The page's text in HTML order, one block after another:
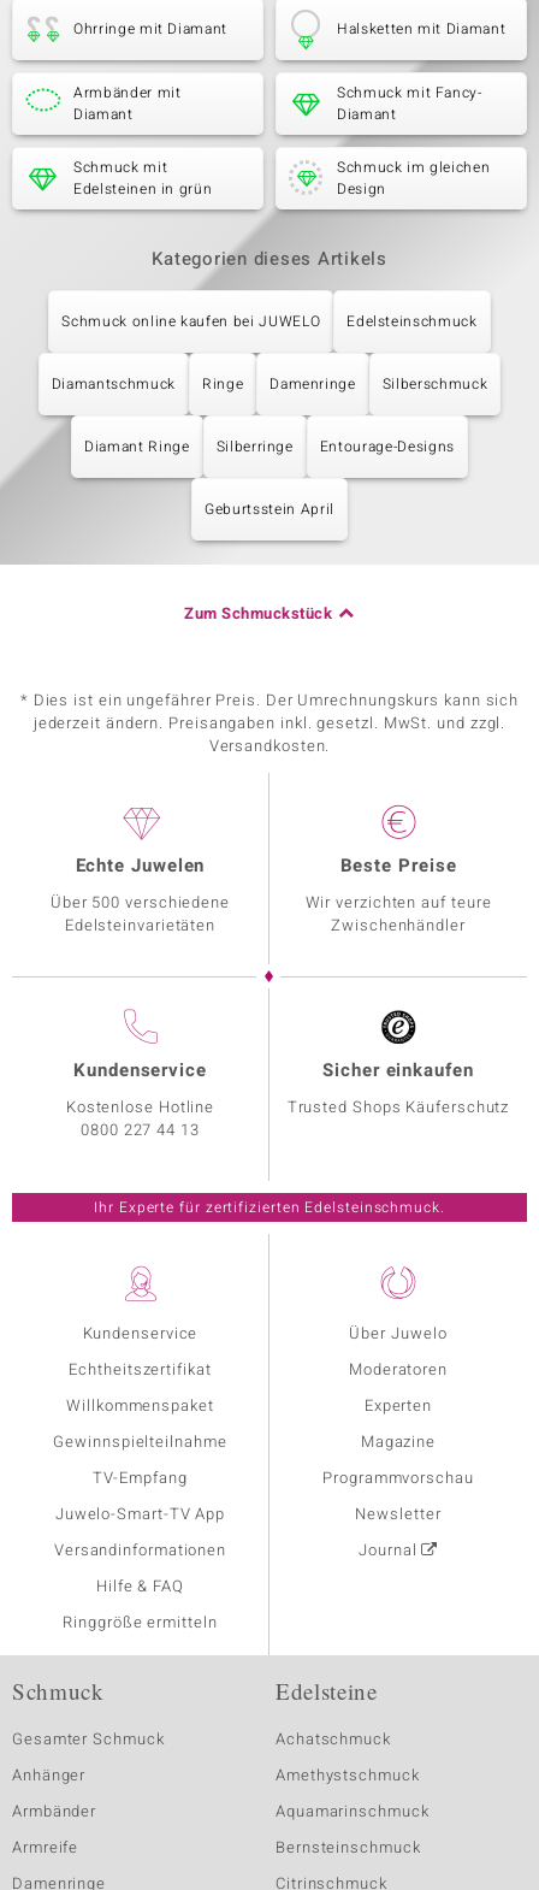
Ohrringe mit Diamant Halsketten mit Diamant
Armbänder mit
Diamant
Schmuck mit Fancy-
Diamant
Schmuck mit
Edelsteinen in grün
Schmuck im gleichen
Design
Kategorien dieses Artikels
Schmuck online kaufen bei JUWELO Edelsteinschmuck
Diamantschmuck Ringe Damenringe Silberschmuck
Diamant Ringe Silberringe Entourage-Designs
Geburtsstein April
Zum Schmuckstück
* Dies ist ein ungefährer Preis. Der Umrechnungskurs kann sich
jederzeit ändern. Preisangaben inkl. gesetzl. MwSt. und zzgl.
Versandkosten.
Kundenservice
Echtheitszertifikat
Willkommenspaket
Gewinnspielteilnahme
TV-Empfang
Juwelo-Smart-TV App
Versandinformationen
Hilfe & FAQ
Ringgröße ermitteln
Über Juwelo
Moderatoren
Experten
Magazine
Programmvorschau
Newsletter
Journal
Echte Juwelen
Über 500 verschiedene
Edelsteinvarietäten
Beste Preise
Wir verzichten auf teure
Zwischenhändler
Kundenservice
Kostenlose Hotline
0800 227 44 13
Sicher einkaufen
Trusted Shops Käuferschutz
Ihr Experte für zertifizierten Edelsteinschmuck.
Schmuck
Gesamter Schmuck
Anhänger
Armbänder
Armreife
Damenringe
Edelsteine
Achatschmuck
Amethystschmuck
Aquamarinschmuck
Bernsteinschmuck
Citrinschmuck